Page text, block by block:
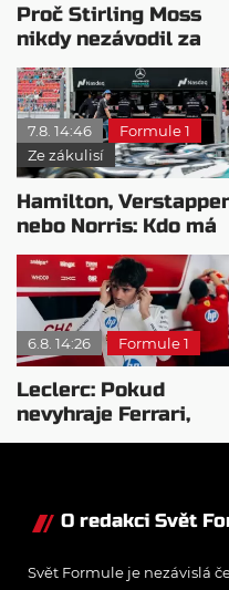
Proč Stirling Moss
nikdy nezávodil za
Ferrariho
7.8. 14:46
Formule 1
Ze zákulisí
Hamilton,
nebo Norris: Kdo má
nejvyšší plat?
6.8. 14:26 Formule 1
Leclerc: Pokud
nevyhraje Ferrari,
přeji titul
O redakci Svět
Svět Formule je nezávislá